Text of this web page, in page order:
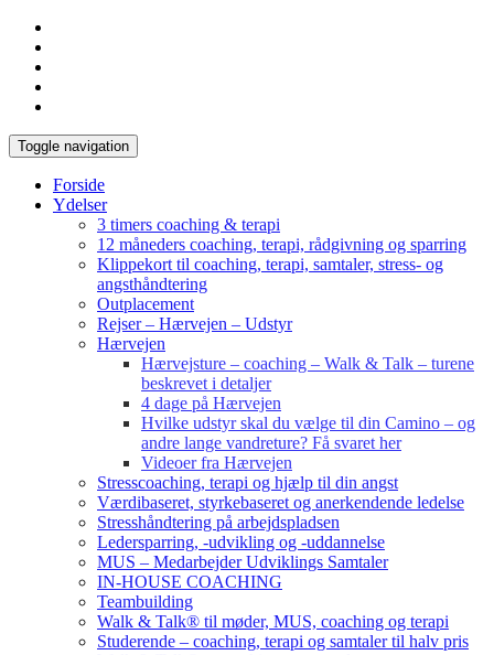
Toggle navigation
Forside
Ydelser
3 timers coaching & terapi
12 måneders coaching, terapi, rådgivning og sparring
Klippekort til coaching, terapi, samtaler, stress- og
angsthåndtering
Outplacement
Rejser – Hærvejen – Udstyr
Hærvejen
Hærvejsture – coaching – Walk & Talk – turene
beskrevet i detaljer
4 dage på Hærvejen
Hvilke udstyr skal du vælge til din Camino – og
andre lange vandreture? Få svaret her
Videoer fra Hærvejen
Stresscoaching, terapi og hjælp til din angst
Værdibaseret, styrkebaseret og anerkendende ledelse
Stresshåndtering på arbejdspladsen
Ledersparring, -udvikling og -uddannelse
MUS – Medarbejder Udviklings Samtaler
IN-HOUSE COACHING
Teambuilding
Walk & Talk® til møder, MUS, coaching og terapi
Studerende – coaching, terapi og samtaler til halv pris